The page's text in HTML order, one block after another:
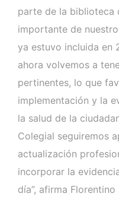
parte de la biblioteca
importante de
ya estuvo incluida en
ahora volvemos a
pertinentes, lo que
implementación y la
la salud de la
Colegial seguiremos
actualización
incorporar la
día”, afirma Florentino